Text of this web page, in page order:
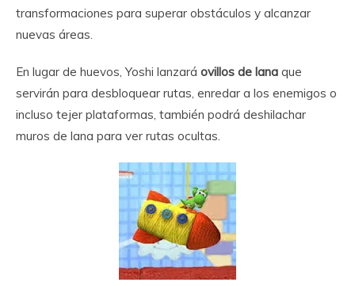
transformaciones para superar obstáculos y alcanzar
nuevas áreas.
En lugar de huevos, Yoshi lanzará ovillos de lana que
servirán para desbloquear rutas, enredar a los enemigos o
incluso tejer plataformas, también podrá deshilachar
muros de lana para ver rutas ocultas.